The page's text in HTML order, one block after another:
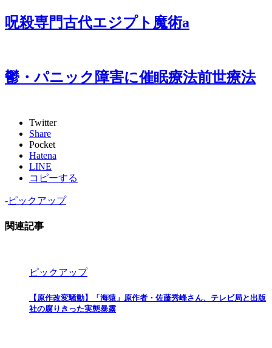
呪殺専門古代エジプト魔術a
鬱・パニック障害に催眠療法前世療法
Twitter
Share
Pocket
Hatena
LINE
コピーする
-ピックアップ
関連記事
ピックアップ
【原作改変騒動】「海猿」原作者・佐藤秀峰さん、テレビ局と出版
社の腐りきった実態暴露